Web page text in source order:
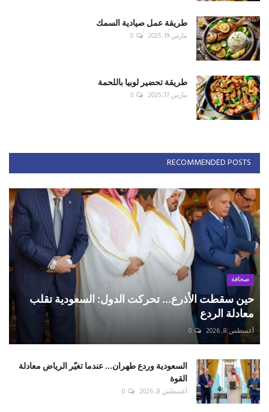
طريقة عمل صيادية السمك
مارس 19, 2025 0
طريقة تحضير لوبيا باللحمة
مارس 17, 2025 0
RECOMMENDED POSTS
صحافة
حين سقطت الأذرع... تحركت الدول: السعودية تقلب
معادلة الردع
أغسطس 8, 2026 0
السعودية وردع طهران... عندما تغيّر الرياض معادلة
القوة
أغسطس 8, 2026 0